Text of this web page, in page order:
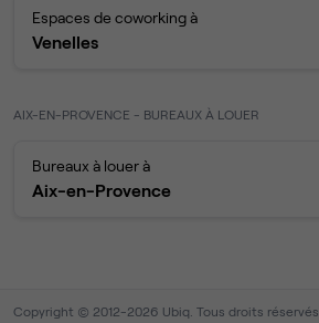
Espaces de coworking à
Venelles
AIX-EN-PROVENCE - BUREAUX À LOUER
Bureaux à louer à
Aix-en-Provence
Copyright © 2012-2026 Ubiq. Tous droits réservés.